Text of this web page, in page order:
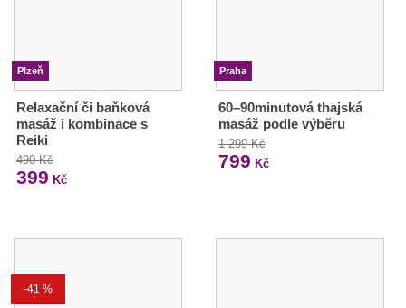
Plzeň
Relaxační či baňková
masáž i kombinace s
Reiki
490 Kč
399 Kč
Praha
60–90minutová thajská
masáž podle výběru
1 299 Kč
799 Kč
-41 %